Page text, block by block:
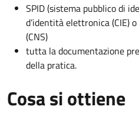
SPID (sistema pubblico di
d’identità elettronica (CIE)
(CNS)
tutta la documentazione
della pratica.
Cosa si ottiene